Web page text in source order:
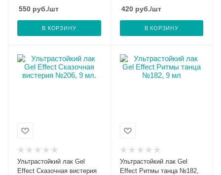
550 руб./шт
В КОРЗИНУ
420руб./шт
В КОРЗИНУ
Ультрастойкий лак Gel
Effect Сказочная вистерия
Ультрастойкий лак Gel
Effect Ритмы танца №182,